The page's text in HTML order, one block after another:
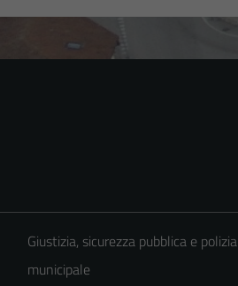
Giustizia, sicurezza pubblica e polizia
municipale